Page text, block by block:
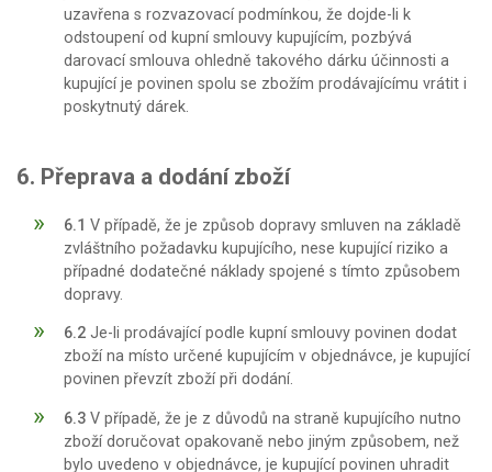
uzavřena s rozvazovací podmínkou, že dojde-li k
odstoupení od kupní smlouvy kupujícím, pozbývá
darovací smlouva ohledně takového dárku účinnosti a
kupující je povinen spolu se zbožím prodávajícímu vrátit i
poskytnutý dárek.
6. Přeprava a dodání zboží
6.1 V případě, že je způsob dopravy smluven na základě
zvláštního požadavku kupujícího, nese kupující riziko a
případné dodatečné náklady spojené s tímto způsobem
dopravy.
6.2 Je-li prodávající podle kupní smlouvy povinen dodat
zboží na místo určené kupujícím v objednávce, je kupující
povinen převzít zboží při dodání.
6.3 V případě, že je z důvodů na straně kupujícího nutno
zboží doručovat opakovaně nebo jiným způsobem, než
bylo uvedeno v objednávce, je kupující povinen uhradit